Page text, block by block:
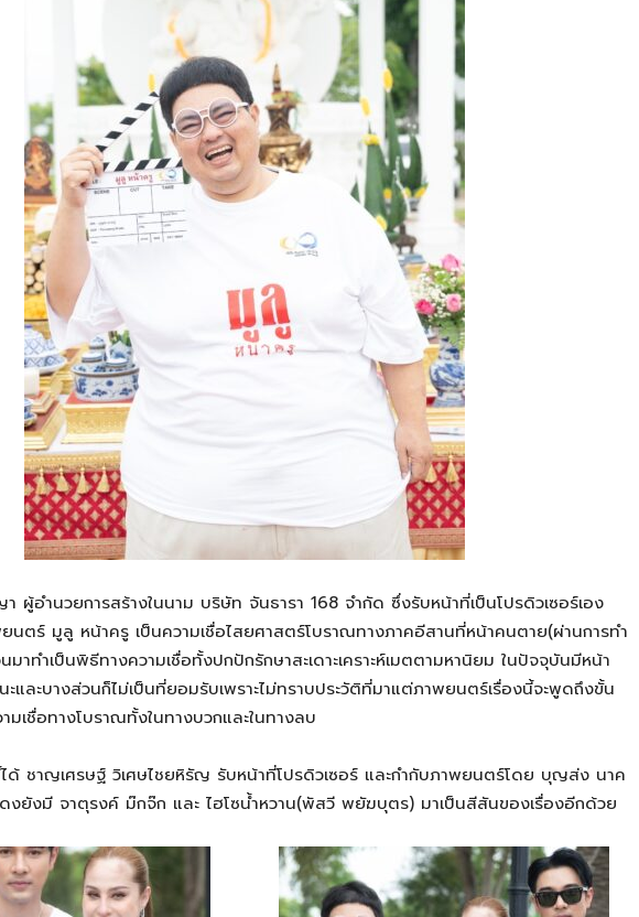
อำนวยการสร้างในนาม บริษัท จันธารา 168 จำกัด ซึ่งรับหน้าที่เป็นโปรดิวเซอร์เอง
นตร์ มูลู หน้าครู เป็นความเชื่อไสยศาสตร์โบราณทางภาคอีสานที่หน้าคนตาย(ผ่านการทำ
มาทำเป็นพิธีทางความเชื่อทั้งปกปักรักษาสะเดาะเคราะห์เมตตามหานิยม ในปัจจุบันมีหน้า
และบางส่วนก็ไม่เป็นที่ยอมรับเพราะไม่ทราบประวัติที่มาแต่ภาพยนตร์เรื่องนี้จะพูดถึงขั้น
เชื่อทางโบราณทั้งในทางบวกและในทางลบ
ด้ ชาญเศรษฐ์ วิเศษไชยหิรัญ รับหน้าที่โปรดิวเซอร์ และกำกับภาพยนตร์โดย บุญส่ง นาค
งยังมี จาตุรงค์ ม๊กจ๊ก และ ไฮโซน้ำหวาน(พัสวี พยัฆบุตร) มาเป็นสีสันของเรื่องอีกด้วย